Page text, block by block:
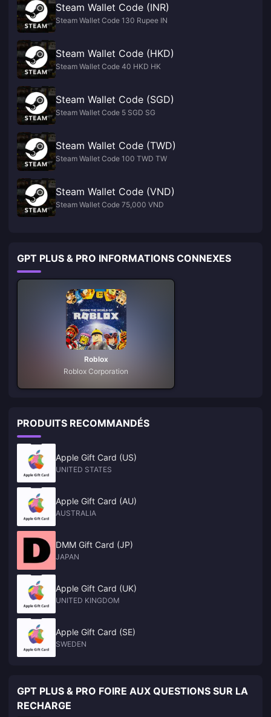
Steam Wallet Code (INR)
Steam Wallet Code 130 Rupee IN
Steam Wallet Code (HKD)
Steam Wallet Code 40 HKD HK
Steam Wallet Code (SGD)
Steam Wallet Code 5 SGD SG
Steam Wallet Code (TWD)
Steam Wallet Code 100 TWD TW
Steam Wallet Code (VND)
Steam Wallet Code 75,000 VND
GPT PLUS & PRO INFORMATIONS CONNEXES
Roblox
Roblox Corporation
PRODUITS RECOMMANDÉS
Apple Gift Card (US)
UNITED STATES
Apple Gift Card (AU)
AUSTRALIA
DMM Gift Card (JP)
JAPAN
Apple Gift Card (UK)
UNITED KINGDOM
Apple Gift Card (SE)
SWEDEN
GPT PLUS & PRO FOIRE AUX QUESTIONS SUR LA
RECHARGE